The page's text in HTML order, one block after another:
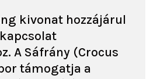
kivonat hozzájárul
A Sáfrány (Crocus
támogatja a